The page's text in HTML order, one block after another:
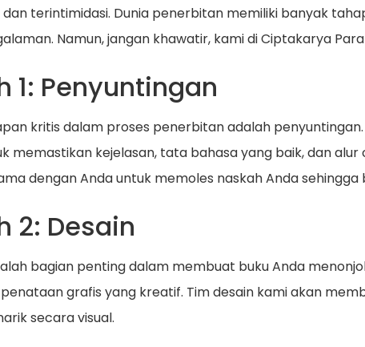
terintimidasi. Dunia penerbitan memiliki banyak
Namun, jangan khawatir, kami di Ciptakarya
1: Penyuntingan
kritis dalam proses penerbitan adalah
memastikan kejelasan, tata bahasa yang baik, dan
dengan Anda untuk memoles naskah Anda
2: Desain
bagian penting dalam membuat buku Anda
penataan grafis yang kreatif. Tim desain kami akan
secara visual.